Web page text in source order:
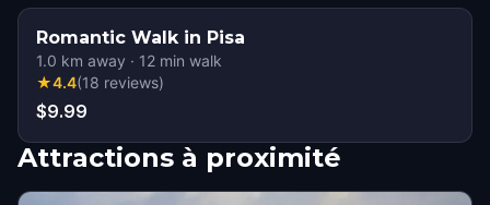
Romantic Walk in Pisa
1.0 km away · 12 min walk
★4.4(18 reviews)
$9.99
Attractions à proximité